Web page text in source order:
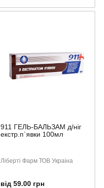
911 ГЕЛЬ-БАЛЬЗАМ д/ніг
екстр.п`явки 100мл
Ліберті Фарм ТОВ Украіна
від 59.00 грн